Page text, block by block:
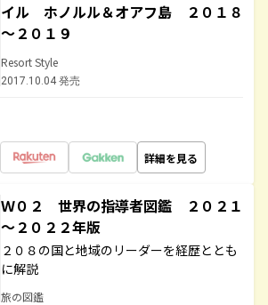
イル ホノルル＆オアフ島 ２０１８
～２０１９
Resort Style
2017.10.04 発売
詳細を見る
Ｗ０２ 世界の指導者図鑑 ２０２１
～２０２２年版
２０８の国と地域のリーダーを経歴ととも
に解説
旅の図鑑